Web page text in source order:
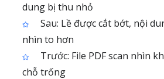
dung bị thu nhỏ
Sau: Lề được cắt bớt, nội
nhìn to hơn
Trước: File PDF scan nhìn
chỗ trống